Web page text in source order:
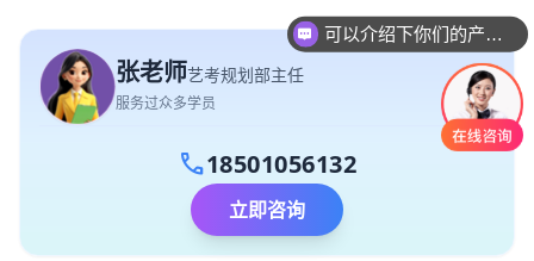
张老师艺考规划部主任
服务过众多学员
call18501056132
立即咨询
你们是怎么收费的呢